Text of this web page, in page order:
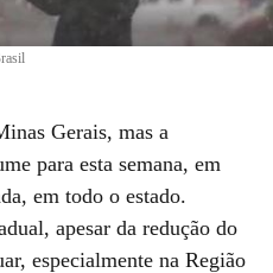
Gerais, mas a
para esta semana, em
em todo o estado.
apesar da redução do
especialmente na Região